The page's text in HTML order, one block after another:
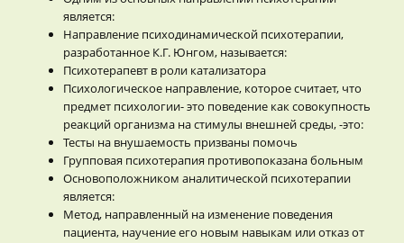
является:
Направление психодинамической психотерапии,
разработанное К.Г. Юнгом, называется:
Психотерапевт в роли катализатора
Психологическое направление, которое считает, что
предмет психологии- это поведение как совокупность
реакций организма на стимулы внешней среды, -это:
Тесты на внушаемость призваны помочь
Групповая психотерапия противопоказана больным
Основоположником аналитической психотерапии
является:
Метод, направленный на изменение поведения
пациента, научение его новым навыкам или отказ от